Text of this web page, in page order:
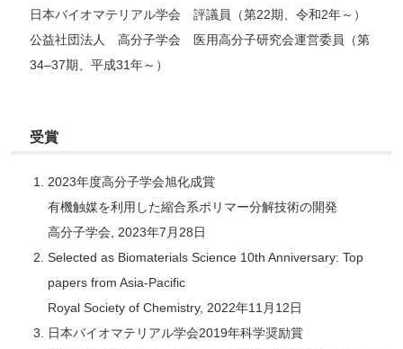
日本バイオマテリアル学会 評議員（第22期、令和2年～）
公益社団法人 高分子学会 医用高分子研究会運営委員（第
34–37期、平成31年～）
受賞
2023年度高分子学会旭化成賞
有機触媒を利用した縮合系ポリマー分解技術の開発
高分子学会, 2023年7月28日
Selected as Biomaterials Science 10th Anniversary: Top
papers from Asia-Pacific
Royal Society of Chemistry, 2022年11月12日
日本バイオマテリアル学会2019年科学奨励賞